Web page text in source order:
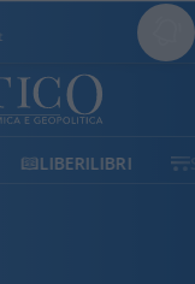
SHOP SOSTIENICI